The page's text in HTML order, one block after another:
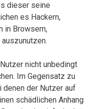
dieser seine
es Hackern,
in Browsern,
nicht unbedingt
Im Gegensatz zu
der Nutzer auf
schädlichen Anhang